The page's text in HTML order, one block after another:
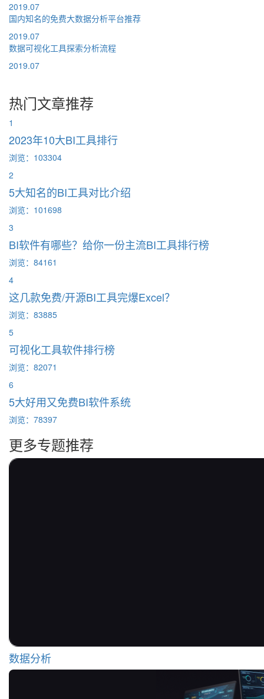
2019.07
国内知名的免费大数据分析平台推荐
2019.07
数据可视化工具探索分析流程
2019.07
热门文章推荐
1
2023年10大BI工具排行
浏览：103304
2
5大知名的BI工具对比介绍
浏览：101698
3
BI软件有哪些？给你一份主流BI工具排行榜
浏览：84161
4
这几款免费/开源BI工具完爆Excel？
浏览：83885
5
可视化工具软件排行榜
浏览：82071
6
5大好用又免费BI软件系统
浏览：78397
更多专题推荐
数据分析